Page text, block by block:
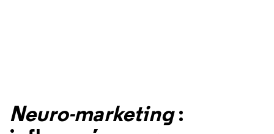
Neuro-marketing: